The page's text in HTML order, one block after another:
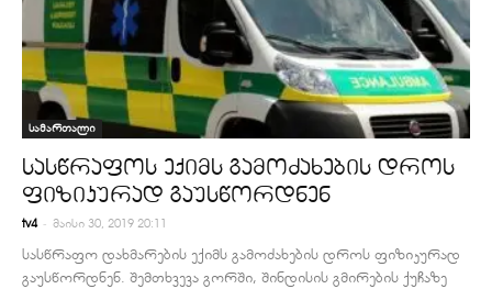
სამართალი
სასწრაფოს ექიმს გამოძახების დროს
ფიზიკურად გაუსწორდნენ
tv4 - მაისი 30, 2019 20:11
სასწრაფო დახმარების ექიმს გამოძახების დროს ფიზიკურად
გაუსწორდნენ. შემთხვევა გორში, შინდისის გმირების ქუჩაზე